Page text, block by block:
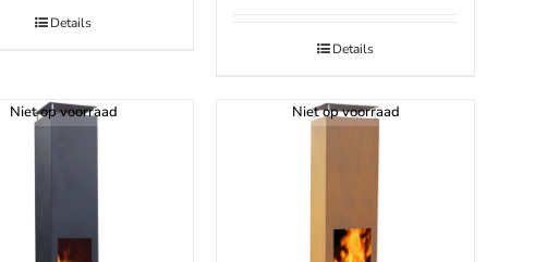
€269.00.Details
Details
Niet op voorraad Niet op voorraad